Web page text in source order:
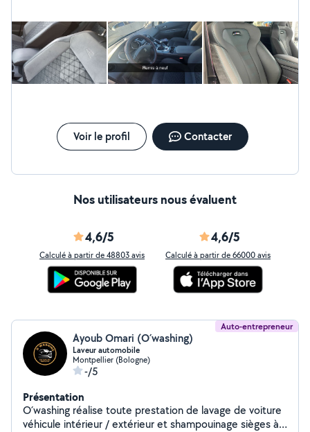
Voir le profil Contacter
Nos utilisateurs nous évaluent
4,6/5
Calculé à partir de 48803 avis
4,6/5
Calculé à partir de 66000 avis
Auto-entrepreneur
Ayoub Omari (O´washing)
Laveur automobile
Montpellier (Bologne)
-/5
Présentation
O´washing réalise toute prestation de lavage de voiture
véhicule intérieur / extérieur et shampouinage sièges à